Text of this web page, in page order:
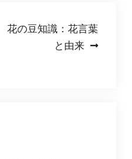
花の豆知識：花言葉
と由来